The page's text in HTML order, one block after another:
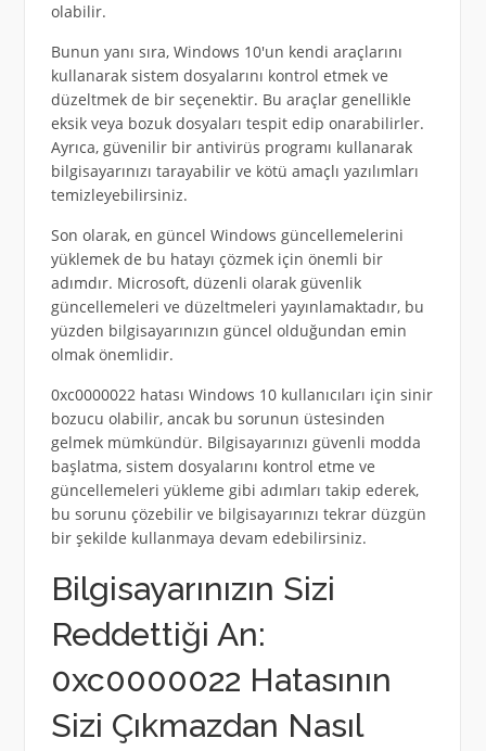
olabilir.
Bunun yanı sıra, Windows 10'un kendi araçlarını
kullanarak sistem dosyalarını kontrol etmek ve
düzeltmek de bir seçenektir. Bu araçlar genellikle
eksik veya bozuk dosyaları tespit edip onarabilirler.
Ayrıca, güvenilir bir antivirüs programı kullanarak
bilgisayarınızı tarayabilir ve kötü amaçlı yazılımları
temizleyebilirsiniz.
Son olarak, en güncel Windows güncellemelerini
yüklemek de bu hatayı çözmek için önemli bir
adımdır. Microsoft, düzenli olarak güvenlik
güncellemeleri ve düzeltmeleri yayınlamaktadır, bu
yüzden bilgisayarınızın güncel olduğundan emin
olmak önemlidir.
0xc0000022 hatası Windows 10 kullanıcıları için sinir
bozucu olabilir, ancak bu sorunun üstesinden
gelmek mümkündür. Bilgisayarınızı güvenli modda
başlatma, sistem dosyalarını kontrol etme ve
güncellemeleri yükleme gibi adımları takip ederek,
bu sorunu çözebilir ve bilgisayarınızı tekrar düzgün
bir şekilde kullanmaya devam edebilirsiniz.
Bilgisayarınızın Sizi
Reddettiği An:
0xc0000022 Hatasının
Sizi Çıkmazdan Nasıl